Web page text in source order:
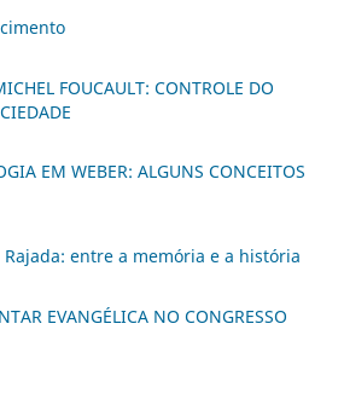
FOUCAULT: CONTROLE DO
EM WEBER: ALGUNS CONCEITOS
entre a memória e a história
EVANGÉLICA NO CONGRESSO